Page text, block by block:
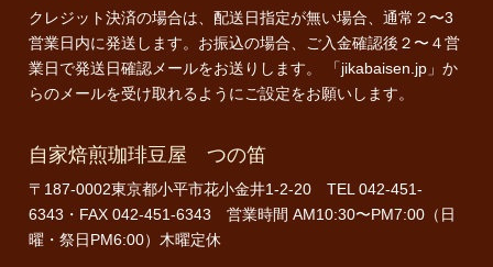
クレジット決済の場合は、配送日指定が無い場合、通常２〜3
営業日内に発送します。お振込の場合、ご入金確認後２〜４営
業日で発送日確認メールをお送りします。 「jikabaisen.jp」か
らのメールを受け取れるようにご設定をお願いします。
自家焙煎珈琲豆屋 つの笛
〒187-0002東京都小平市花小金井1-2-20 TEL 042-451-
6343・FAX 042-451-6343 営業時間 AM10:30〜PM7:00（日
曜・祭日PM6:00）木曜定休